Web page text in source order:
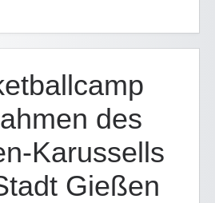
des
Karussells
Gießen